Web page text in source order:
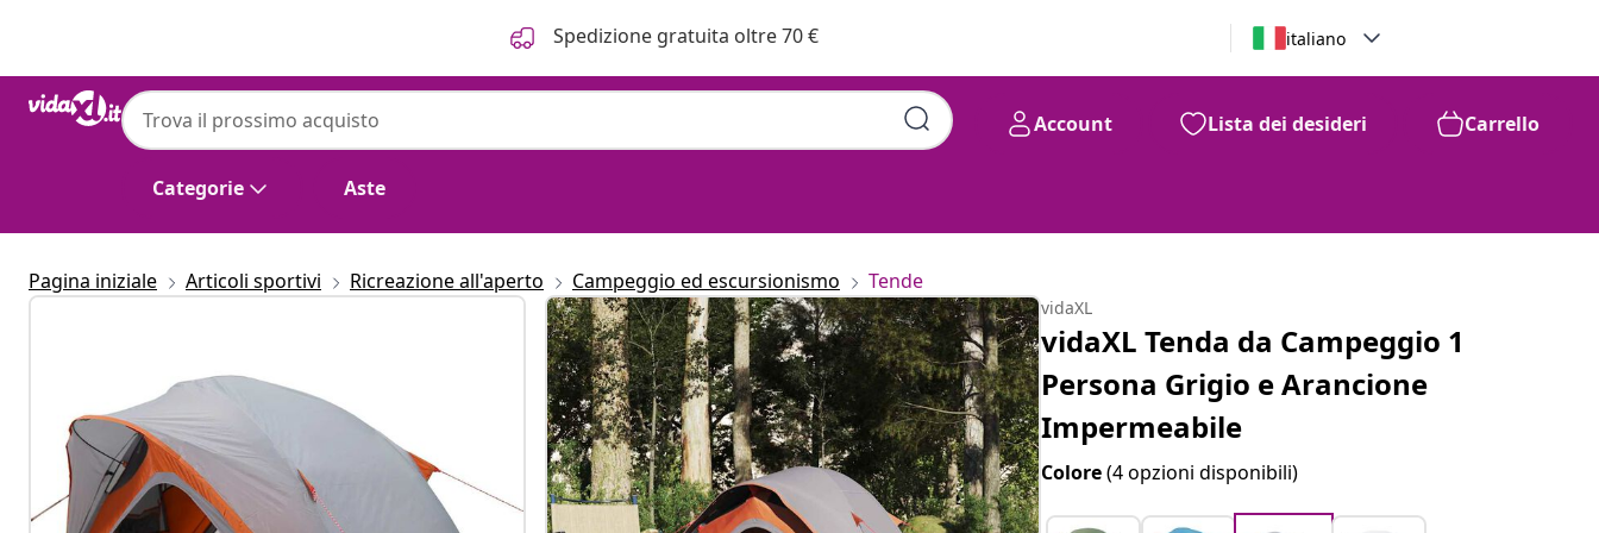
Spedizione gratuita oltre 70 € italiano
Categorie Aste
Account Lista dei desideri Carrello
Pagina iniziale Articoli sportivi Ricreazione all'aperto Campeggio ed escursionismo Tende
vidaXL
vidaXL Tenda da Campeggio 1
Persona Grigio e Arancione
Impermeabile
Colore(4 opzioni disponibili)